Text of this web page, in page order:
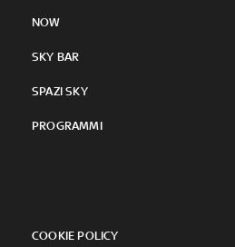
NOW
SKY BAR
SPAZI SKY
PROGRAMMI
COOKIE POLICY